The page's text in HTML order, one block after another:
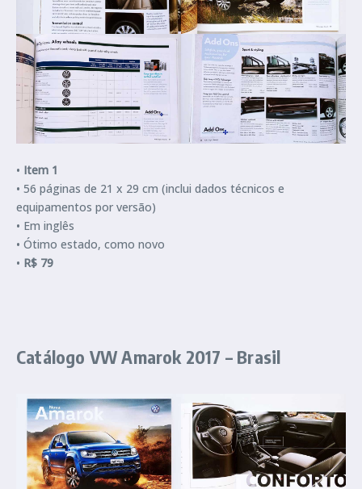
• Item 1
• 56 páginas de 21 x 29 cm (inclui dados técnicos e
equipamentos por versão)
• Em inglês
• Ótimo estado, como novo
• R$ 79
Catálogo VW Amarok 2017 – Brasil